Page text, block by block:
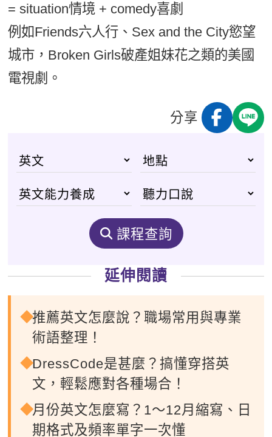
= situation情境 + comedy喜劇
例如Friends六人行、Sex and the City慾望
城市，Broken Girls破產姐妹花之類的美國
電視劇。
分享
課程查詢
延伸閱讀
推薦英文怎麼說？職場常用與專業
術語整理！
DressCode是甚麼？搞懂穿搭英
文，輕鬆應對各種場合！
月份英文怎麼寫？1～12月縮寫、日
期格式及頻率單字一次懂